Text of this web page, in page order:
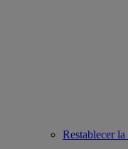
Restablecer